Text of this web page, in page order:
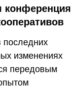
конференция
последних
изменениях
передовым